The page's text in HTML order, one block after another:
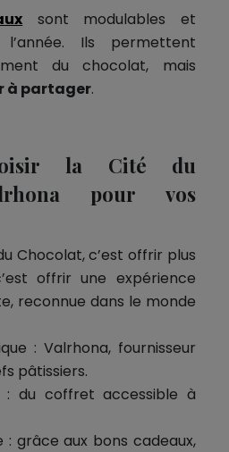
sont modulables et
Ils permettent
du chocolat, mais
à partager.
la Cité du
pour vos
Chocolat, c’est offrir plus
offrir une expérience
reconnue dans le monde
: Valrhona, fournisseur
pâtissiers.
: du coffret accessible à
: grâce aux bons cadeaux,